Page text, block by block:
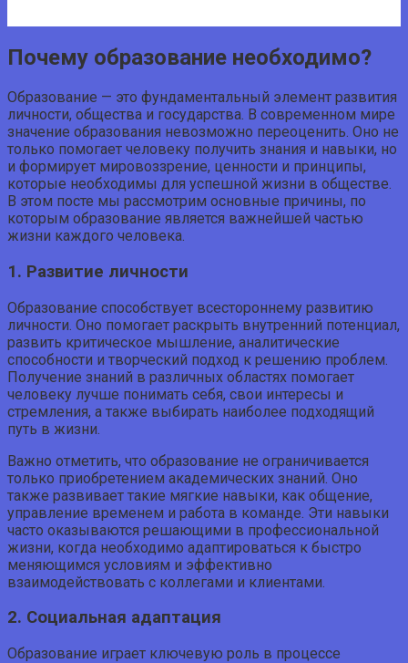
Почему образование необходимо?
Образование — это фундаментальный элемент развития
личности, общества и государства. В современном мире
значение образования невозможно переоценить. Оно не
только помогает человеку получить знания и навыки, но
и формирует мировоззрение, ценности и принципы,
которые необходимы для успешной жизни в обществе.
В этом посте мы рассмотрим основные причины, по
которым образование является важнейшей частью
жизни каждого человека.
1. Развитие личности
Образование способствует всестороннему развитию
личности. Оно помогает раскрыть внутренний потенциал,
развить критическое мышление, аналитические
способности и творческий подход к решению проблем.
Получение знаний в различных областях помогает
человеку лучше понимать себя, свои интересы и
стремления, а также выбирать наиболее подходящий
путь в жизни.
Важно отметить, что образование не ограничивается
только приобретением академических знаний. Оно
также развивает такие мягкие навыки, как общение,
управление временем и работа в команде. Эти навыки
часто оказываются решающими в профессиональной
жизни, когда необходимо адаптироваться к быстро
меняющимся условиям и эффективно
взаимодействовать с коллегами и клиентами.
2. Социальная адаптация
Образование играет ключевую роль в процессе